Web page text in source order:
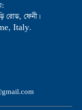
রোড, ফেনী।
Italy.